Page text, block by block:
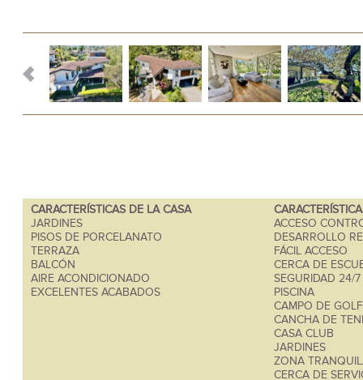
CARACTERÍSTICAS DE LA CASA
JARDINES
PISOS DE PORCELANATO
TERRAZA
BALCÓN
AIRE ACONDICIONADO
EXCELENTES ACABADOS
ACCESO
DESARROLLO
FÁCIL ACCESO
CERCA DE
SEGURIDAD 24/7
PISCINA
CAMPO DE GOLF
CANCHA DE
CASA CLUB
JARDINES
ZONA
CERCA DE